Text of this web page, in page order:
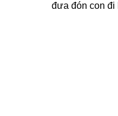
đưa đón con đi